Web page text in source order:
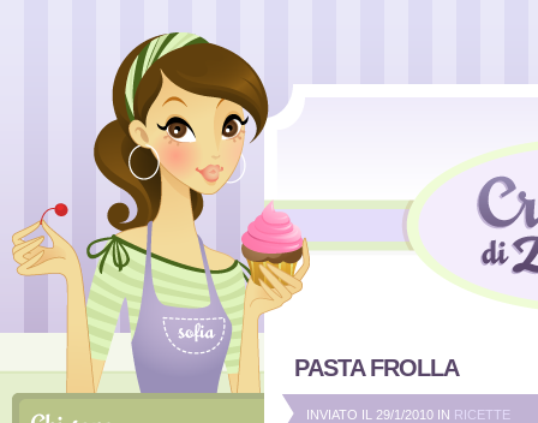
PASTA FROLLA
INVIATO IL 29/1/2010 IN RICETTE